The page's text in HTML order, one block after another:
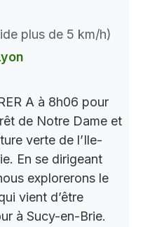
plus de 5 km/h)
A à 8h06 pour
de Notre Dame et
verte de l’Ile-
En se dirigeant
explorerons le
vient d’être
à Sucy-en-Brie.